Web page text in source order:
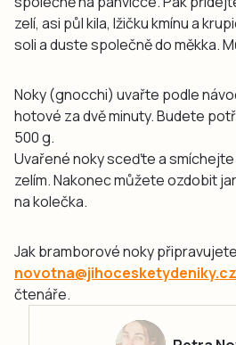
zelí, asi půl kila, lžičku kmínu a
soli a duste společně do měkka.
Noky (gnocchi) uvařte podle
hotové za dvě minuty. Budete
500 g.
Uvařené noky sceďte a smíchejte
zelím. Nakonec můžete ozdobit
na kolečka.
Jak bramborové noky
novotna@jihocesketydeniky.cz
čtenáře.